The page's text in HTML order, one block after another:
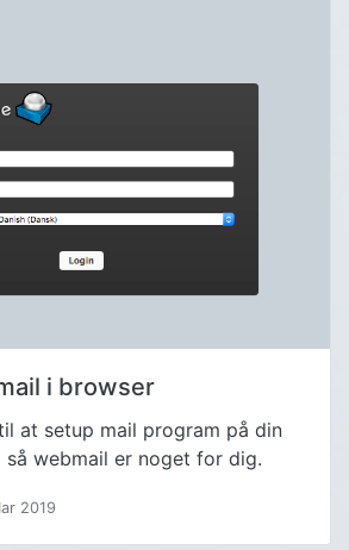
i browser
at setup mail program på din
webmail er noget for dig.
2019